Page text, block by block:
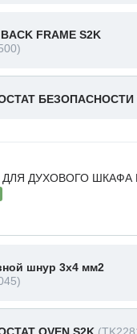
FRAME S2K
БЕЗОПАСНОСТИ
ДУХОВОГО ШКАФА
шнур 3x4 мм2